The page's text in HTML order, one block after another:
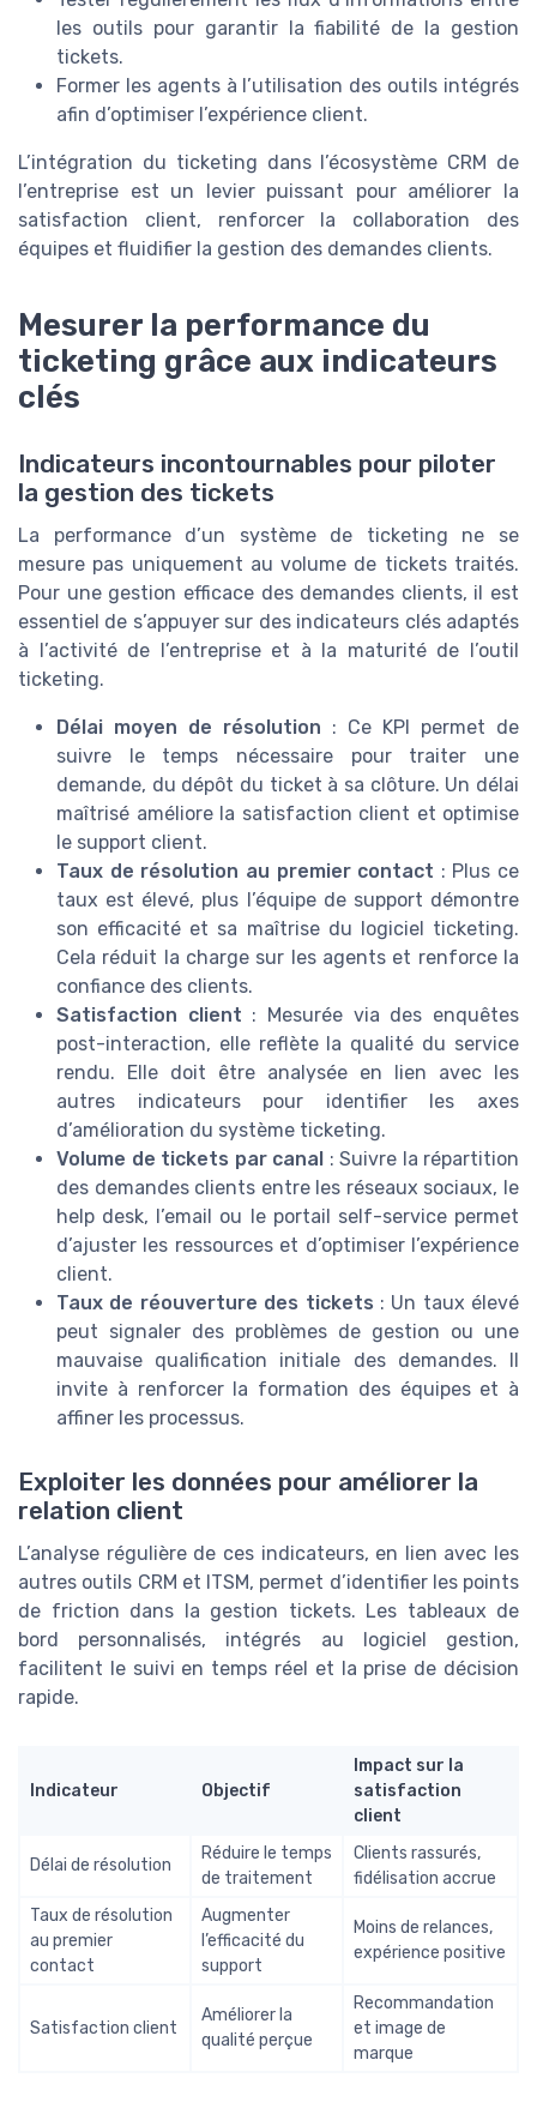
les outils pour garantir la fiabilité de la gestion
tickets.
Former les agents à l’utilisation des outils intégrés
afin d’optimiser l’expérience client.
L’intégration du ticketing dans l’écosystème CRM de
l’entreprise est un levier puissant pour améliorer la
satisfaction client, renforcer la collaboration des
équipes et fluidifier la gestion des demandes clients.
Mesurer la performance du
ticketing grâce aux indicateurs
clés
Indicateurs incontournables pour piloter
la gestion des tickets
La performance d’un système de ticketing ne se
mesure pas uniquement au volume de tickets traités.
Pour une gestion efficace des demandes clients, il est
essentiel de s’appuyer sur des indicateurs clés adaptés
à l’activité de l’entreprise et à la maturité de l’outil
ticketing.
Délai moyen de résolution : Ce KPI permet de
suivre le temps nécessaire pour traiter une
demande, du dépôt du ticket à sa clôture. Un délai
maîtrisé améliore la satisfaction client et optimise
le support client.
Taux de résolution au premier contact : Plus ce
taux est élevé, plus l’équipe de support démontre
son efficacité et sa maîtrise du logiciel ticketing.
Cela réduit la charge sur les agents et renforce la
confiance des clients.
Satisfaction client : Mesurée via des enquêtes
post-interaction, elle reflète la qualité du service
rendu. Elle doit être analysée en lien avec les
autres indicateurs pour identifier les axes
d’amélioration du système ticketing.
Volume de tickets par canal : Suivre la répartition
des demandes clients entre les réseaux sociaux, le
help desk, l’email ou le portail self-service permet
d’ajuster les ressources et d’optimiser l’expérience
client.
Taux de réouverture des tickets : Un taux élevé
peut signaler des problèmes de gestion ou une
mauvaise qualification initiale des demandes. Il
invite à renforcer la formation des équipes et à
affiner les processus.
Exploiter les données pour améliorer la
relation client
L’analyse régulière de ces indicateurs, en lien avec les
autres outils CRM et ITSM, permet d’identifier les points
de friction dans la gestion tickets. Les tableaux de
bord personnalisés, intégrés au logiciel gestion,
facilitent le suivi en temps réel et la prise de décision
rapide.
Indicateur Objectif
Impact sur la
satisfaction
client
Délai de résolution
Réduire le temps
de traitement
Clients rassurés,
fidélisation accrue
Taux de résolution
au premier
contact
Augmenter
l’efficacité du
support
Moins de relances,
expérience positive
Satisfaction client
Améliorer la
qualité perçue
Recommandation
et image de
marque